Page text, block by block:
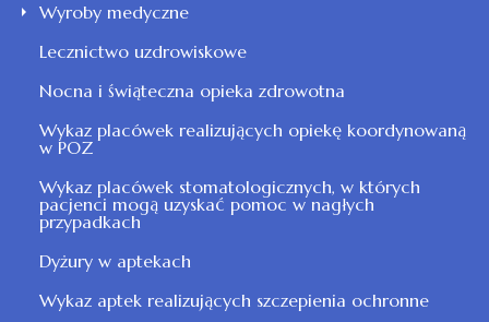
Wyroby medyczne
Lecznictwo uzdrowiskowe
Nocna i świąteczna opieka zdrowotna
Wykaz placówek realizujących opiekę koordynowaną
w POZ
Wykaz placówek stomatologicznych, w których
pacjenci mogą uzyskać pomoc w nagłych
przypadkach
Dyżury w aptekach
Wykaz aptek realizujących szczepienia ochronne